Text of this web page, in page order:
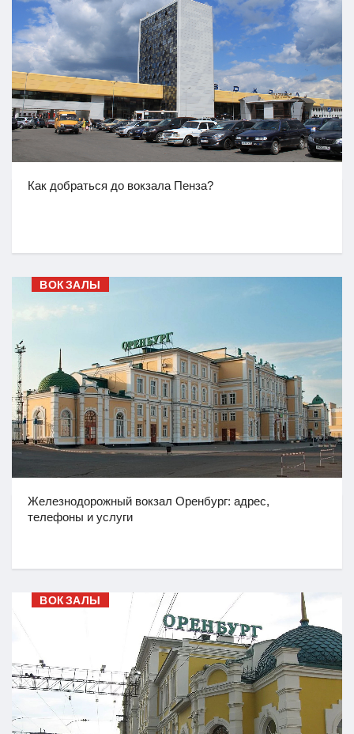
Как добраться до вокзала Пенза?
ВОКЗАЛЫ
Железнодорожный вокзал Оренбург: адрес,
телефоны и услуги
ВОКЗАЛЫ